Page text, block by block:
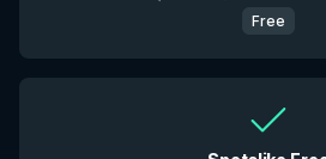
Free